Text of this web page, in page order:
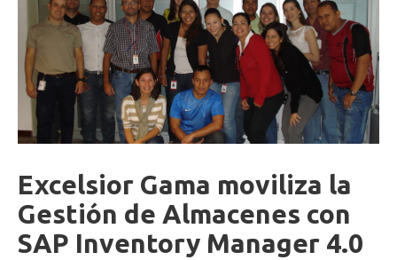
Excelsior Gama moviliza la
Gestión de Almacenes con
SAP Inventory Manager 4.0